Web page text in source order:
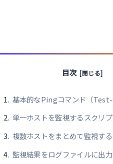
目次
基本的なPingコマンド（
単一ホストを監視するスクリ
複数ホストをまとめて監視する
監視結果をログファイルに出力